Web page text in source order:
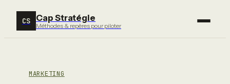
CS Cap Stratégie
Méthodes & repères pour piloter
MARKETING